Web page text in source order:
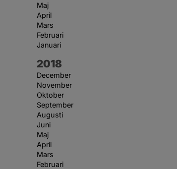
Maj
April
Mars
Februari
Januari
År:
2018
December
November
Oktober
September
Augusti
Juni
Maj
April
Mars
Februari